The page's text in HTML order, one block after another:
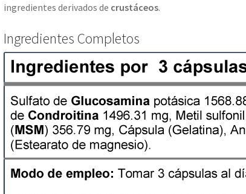
ingredientes derivados de crustáceos.
Ingredientes Completos